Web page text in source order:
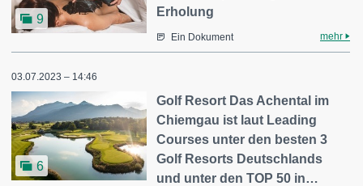
9
Erholung
Ein Dokument mehr
03.07.2023 – 14:46
6
Golf Resort Das Achental im
Chiemgau ist laut Leading
Courses unter den besten 3
Golf Resorts Deutschlands
und unter den TOP 50 in…